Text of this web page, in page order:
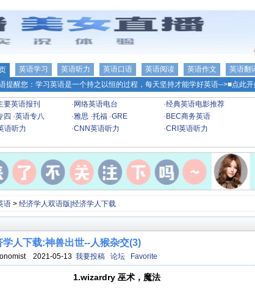
英语学习 英语听力 英语口语 英语阅读 英语作文 英语翻
提醒您：学习英语是一个持之以恒的过程，每天坚持才能学好英语-->■点此
要英语报刊 · 网络英语电台 ·经典英语电影推荐
四 ·英语专八 ·雅思 ·托福 ·GRE · BEC商务英语
语听力 ·CNN英语听力 ·CRI英语听力
语> 经济学人双语版|经济学人下载
学人下载:神兽出世--人猴杂交(3)
2021-05-13 我要投稿 论坛 Favorite
1.wizardry 巫术，魔法